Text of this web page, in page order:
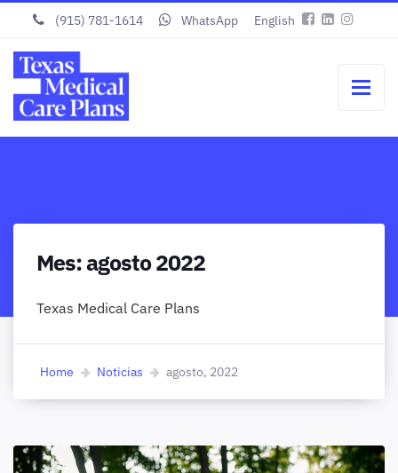
(915) 781-1614 WhatsApp English
Mes:agosto 2022
Texas Medical Care Plans
Home Noticias agosto, 2022